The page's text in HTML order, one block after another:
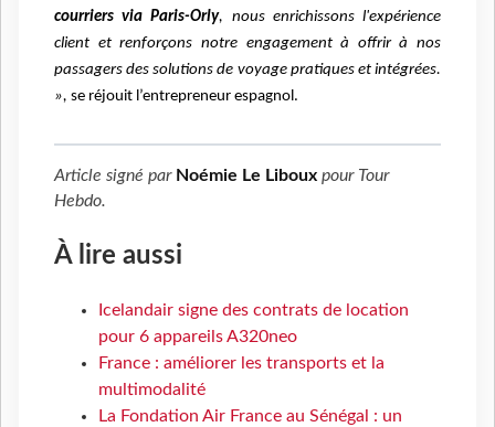
courriers via Paris-Orly, nous enrichissons l'expérience
client et renforçons notre engagement à offrir à nos
passagers des solutions de voyage pratiques et intégrées.
», se réjouit l’entrepreneur espagnol.
Article signé par Noémie Le Liboux pour Tour
Hebdo.
À lire aussi
Icelandair signe des contrats de location
pour 6 appareils A320neo
France : améliorer les transports et la
multimodalité
La Fondation Air France au Sénégal : un